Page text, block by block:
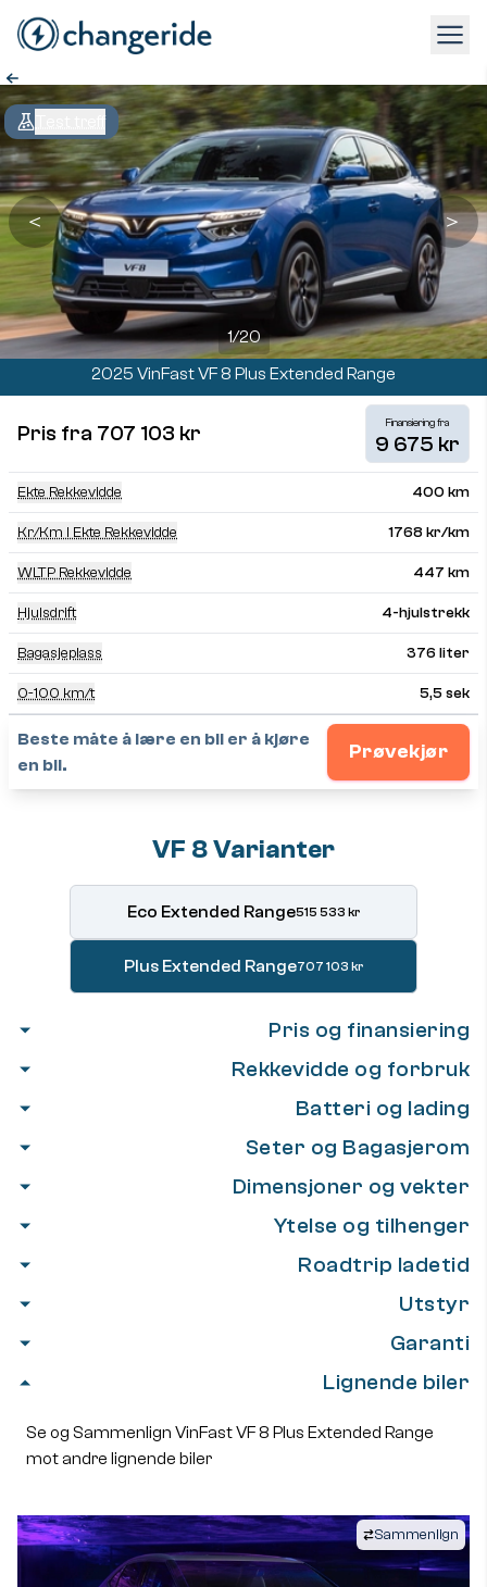
＜
1/20
＞
2025 VinFast VF 8 Plus Extended Range
Pris fra 707 103 kr Finansiering fra
9 675 kr
Ekte Rekkevidde 400 km
Kr/km I Ekte Rekkevidde 1768 kr/km
WLTP Rekkevidde 447 km
Hjulsdrift 4-hjulstrekk
Bagasjeplass 376 liter
0-100 km/t 5,5 sek
Beste måte å lære en bil er å kjøre
en bil.
Prøvekjør
VF 8 Varianter
Eco Extended Range515 533 kr
Plus Extended Range707 103 kr
Pris og finansiering
Rekkevidde og forbruk
Batteri og lading
Seter og Bagasjerom
Dimensjoner og vekter
Ytelse og tilhenger
Roadtrip ladetid
Utstyr
Garanti
Lignende biler
Se og Sammenlign VinFast VF 8 Plus Extended Range
mot andre lignende biler
Sammenlign